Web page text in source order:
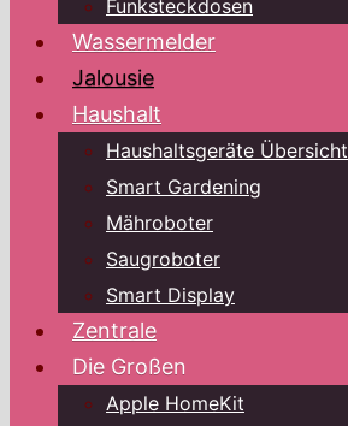
Funksteckdosen
Wassermelder
Jalousie
Haushalt
Haushaltsgeräte Übersicht
Smart Gardening
Mähroboter
Saugroboter
Smart Display
Zentrale
Die Großen
Apple HomeKit